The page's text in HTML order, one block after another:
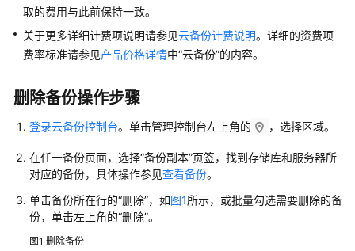
授
使
用
的
限
管
存
储
库
取的费用与此前保持一致。
关于更多详细计费项说明请参见云备份计费说明。详细的资费项
费率标准请参见产品价格详情中“云备份”的内容。
删除备份操作步骤
登录云备份控制台。单击管理控制台左上角的 ，选择区域。
在任一备份页面，选择“备份副本”页签，找到存储库和服务器所
对应的备份，具体操作参见查看备份。
单击备份所在行的“删除”，如图1所示，或批量勾选需要删除的备
份，单击左上角的“删除”。
图1 删除备份